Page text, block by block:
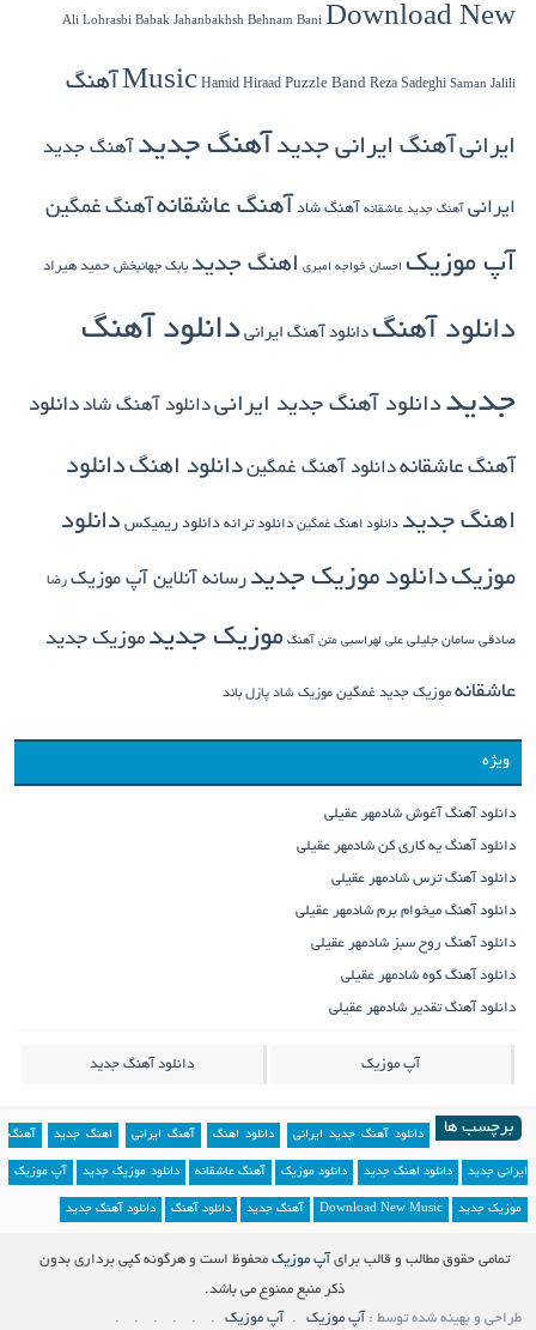
Ali Lohrasbi Babak Jahanbakhsh Behnam Bani Download New
Music Hamid Hiraad Puzzle Band Reza Sadeghi Saman Jalili آهنگ
ایرانی آهنگ ایرانی جدید آهنگ جدید آهنگ جدید
ایرانی آهنگ جدید عاشقانه آهنگ شاد آهنگ عاشقانه آهنگ غمگین
آپ موزیک احسان خواجه امیری اهنگ جدید بابک جهانبخش حمید هیراد
دانلود آهنگ دانلود آهنگ ایرانی دانلود آهنگ
جدید دانلود آهنگ جدید ایرانیدانلود آهنگ شاد دانلود
آهنگ عاشقانهدانلود آهنگ غمگیندانلود اهنگ دانلود
اهنگ جدید دانلود اهنگ غمگین دانلود ترانه دانلود ریمیکس دانلود
موزیکدانلود موزیک جدید رسانه آنلاین آپ موزیک رضا
صادقی سامان جلیلی علی لهراسبی متن آهنگ موزیک جدید موزیک جدید
عاشقانه موزیک جدید غمگین موزیک شاد پازل باند
ویژه
دانلود آهنگ آغوش شادمهر عقیلی
دانلود آهنگ یه کاری کن شادمهر عقیلی
دانلود آهنگ ترس شادمهر عقیلی
دانلود آهنگ میخوام برم شادمهر عقیلی
دانلود آهنگ روح سبز شادمهر عقیلی
دانلود آهنگ کوه شادمهر عقیلی
دانلود آهنگ تقدیر شادمهر عقیلی
آپ موزیک دانلود آهنگ جدید
برچسب ها دانلود آهنگ جدید ایرانی دانلود اهنگ آهنگ ایرانی اهنگ جدید آهنگ
ایرانی جدید دانلود اهنگ جدید دانلود موزیک آهنگ عاشقانه دانلود موزیک جدید آپ موزیک
موزیک جدید Download New Music آهنگ جدید دانلود آهنگ دانلود آهنگ جدید
تمامی حقوق مطالب و قالب برای آپ موزیکمحفوظ است و هرگونه کپی برداری بدون
ذکر منبع ممنوع می باشد.
طراحی و بهینه شده توسط : آپ موزیک آپ موزیک